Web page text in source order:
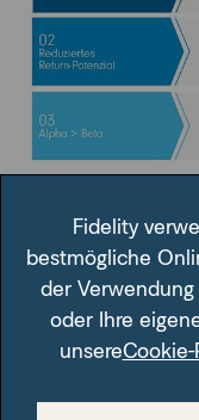
Fidelity
bestmögliche
der
oder Ihre
unsere